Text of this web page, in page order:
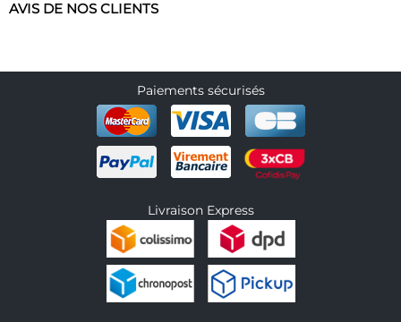
AVIS DE NOS CLIENTS
Paiements sécurisés
Livraison Express